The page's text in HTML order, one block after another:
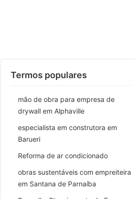
Termos populares
mão de obra para empresa de
drywall em Alphaville
especialista em construtora em
Barueri
Reforma de ar condicionado
obras sustentáveis com empreiteira
em Santana de Parnaíba